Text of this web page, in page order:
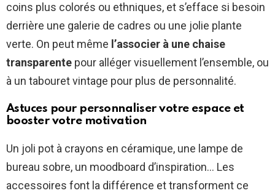
coins plus colorés ou ethniques, et s’efface si besoin
derrière une galerie de cadres ou une jolie plante
verte. On peut même l’associer à une chaise
transparente pour alléger visuellement l’ensemble, ou
à un tabouret vintage pour plus de personnalité.
Astuces pour personnaliser votre espace et
booster votre motivation
Un joli pot à crayons en céramique, une lampe de
bureau sobre, un moodboard d’inspiration… Les
accessoires font la différence et transforment ce